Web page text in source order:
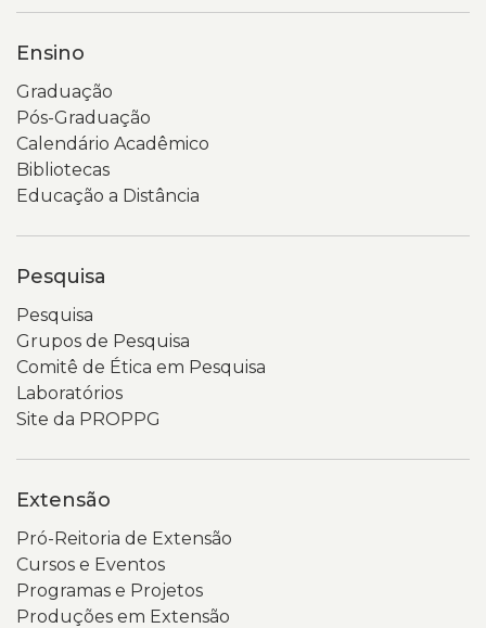
Ensino
Graduação
Pós-Graduação
Calendário Acadêmico
Bibliotecas
Educação a Distância
Pesquisa
Pesquisa
Grupos de Pesquisa
Comitê de Ética em Pesquisa
Laboratórios
Site da PROPPG
Extensão
Pró-Reitoria de Extensão
Cursos e Eventos
Programas e Projetos
Produções em Extensão